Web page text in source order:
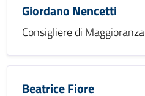
Giordano Nencetti
Consigliere di Maggioranza
Beatrice Fiore